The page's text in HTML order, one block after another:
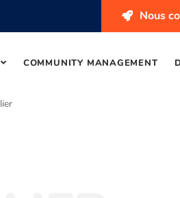
Nous
COMMUNITY MANAGEMENT